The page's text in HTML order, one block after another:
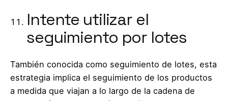
Intente utilizar el
seguimiento por lotes
También conocida como seguimiento de lotes, esta
estrategia implica el seguimiento de los productos
a medida que viajan a lo largo de la cadena de